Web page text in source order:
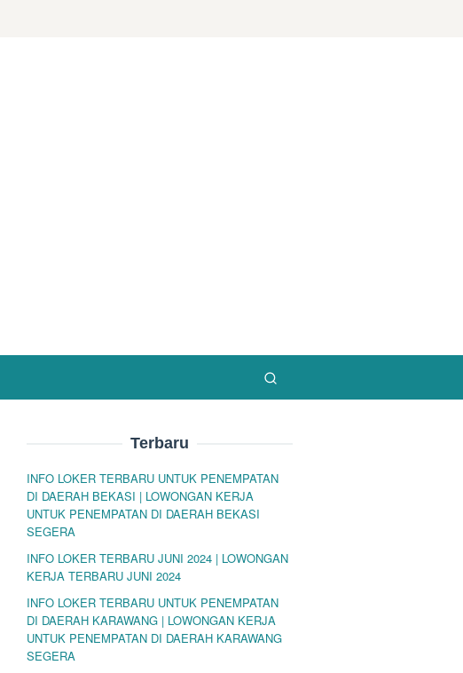
Terbaru
INFO LOKER TERBARU UNTUK PENEMPATAN
DI DAERAH BEKASI | LOWONGAN KERJA
UNTUK PENEMPATAN DI DAERAH BEKASI
SEGERA
INFO LOKER TERBARU JUNI 2024 | LOWONGAN
KERJA TERBARU JUNI 2024
INFO LOKER TERBARU UNTUK PENEMPATAN
DI DAERAH KARAWANG | LOWONGAN KERJA
UNTUK PENEMPATAN DI DAERAH KARAWANG
SEGERA